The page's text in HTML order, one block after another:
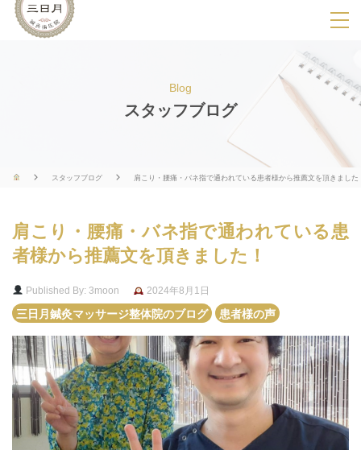
SPメニ
ー
展
用
ボ
Blog
スタッフブログ
スタッフブログ 肩こり・腰痛・バネ指で通われている患者様から推薦文を頂きました
肩こり・腰痛・バネ指で通われている患
者様から推薦文を頂きました！
Published By: 3moon
2024年8月1日
三日月鍼灸マッサージ整体院のブログ
患者様の声